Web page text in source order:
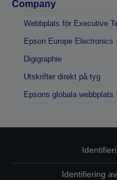
Company
Webbplats för Executive
Epson Europe Electronics
Digigraphie
Utskrifter direkt på tyg
Epsons globala webbplats
Identifiering